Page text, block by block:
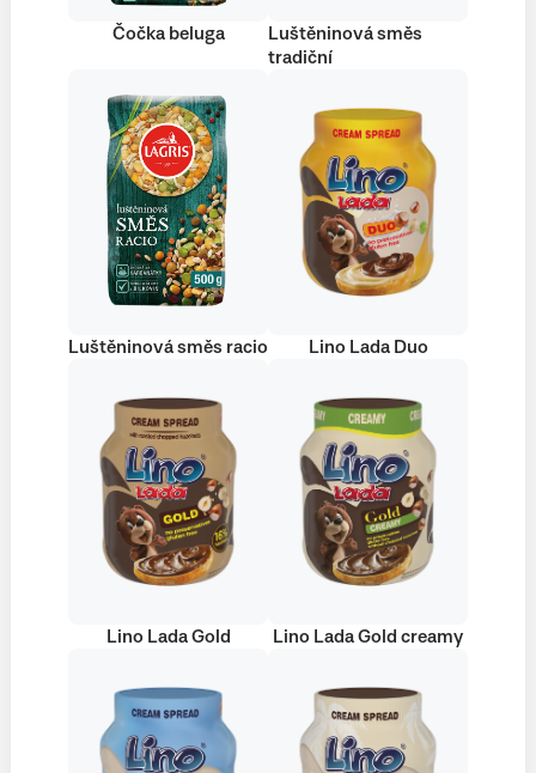
Čočka beluga
Luštěninová směs
tradiční
Luštěninová směs racio Lino Lada Duo
Lino Lada Gold Lino Lada Gold creamy